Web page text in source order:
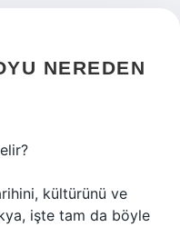
NEREDEN
kültürünü ve
işte tam da böyle